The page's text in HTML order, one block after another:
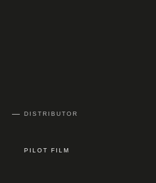
DISTRIBUTOR
PILOT FILM